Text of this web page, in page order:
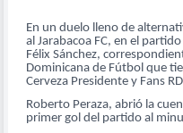
En un duelo lleno de
al Jarabacoa FC, en el
Félix Sánchez,
Dominicana de Fútbol que
Cerveza Presidente y Fans
Roberto Peraza, abrió la
primer gol del partido al